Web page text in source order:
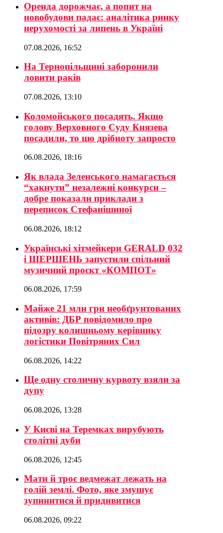
Оренда дорожчає, а попит на
новобудови падає: аналітика ринку
нерухомості за липень в Україні
07.08.2026, 16:52
На Тернопільщині заборонили
ловити раків
07.08.2026, 13:10
Коломойського посадять. Якщо
голову Верховного Суду Князева
посадили, то цю дрібноту запросто
06.08.2026, 18:16
Як влада Зеленського намагається
“хакнути” незалежні конкурси –
добре показали приклади з
переписок Стефанішиної
06.08.2026, 18:12
Українські хітмейкери GERALD 032
і ШЕРШЕНЬ запустили спільний
музичний проєкт «КОМПОТ»
06.08.2026, 17:59
Майже 21 млн грн необґрунтованих
активів: ДБР повідомило про
підозру колишньому керівнику
логістики Повітряних Сил
06.08.2026, 14:22
Ще одну столичну курвоту взяли за
дупу
06.08.2026, 13:28
У Києві на Теремках вирубують
столітні дуби
06.08.2026, 12:45
Мати й троє ведмежат лежать на
голій землі. Фото, яке змушує
зупинитися й придивитися
06.08.2026, 09:22